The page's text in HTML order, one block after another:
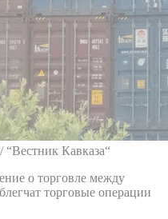
Кавказа“
о торговле между
торговые операции